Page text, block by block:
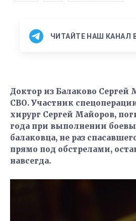
ЧИТАЙТЕ НАШ КАНАЛ В
Доктор из Балаково Сергей
СВО. Участник
хирург Сергей Майоров,
года при выполнении
балаковца, не раз
прямо под обстрелами,
навсегда.